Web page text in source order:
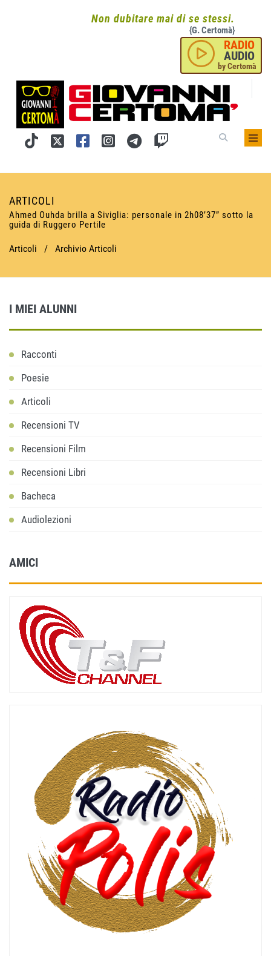
Non dubitare mai di se stessi.
{G. Certomà}
RADIO
AUDIO
by Certomà
ARTICOLI
Ahmed Ouhda brilla a Siviglia: personale in 2h08’37” sotto la
guida di Ruggero Pertile
Articoli / Archivio Articoli
I MIEI ALUNNI
Racconti
Poesie
Articoli
Recensioni TV
Recensioni Film
Recensioni Libri
Bacheca
Audiolezioni
AMICI